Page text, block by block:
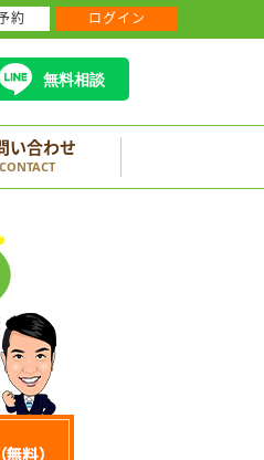
無料相談
い合わせ
CONTACT
約 ログイン